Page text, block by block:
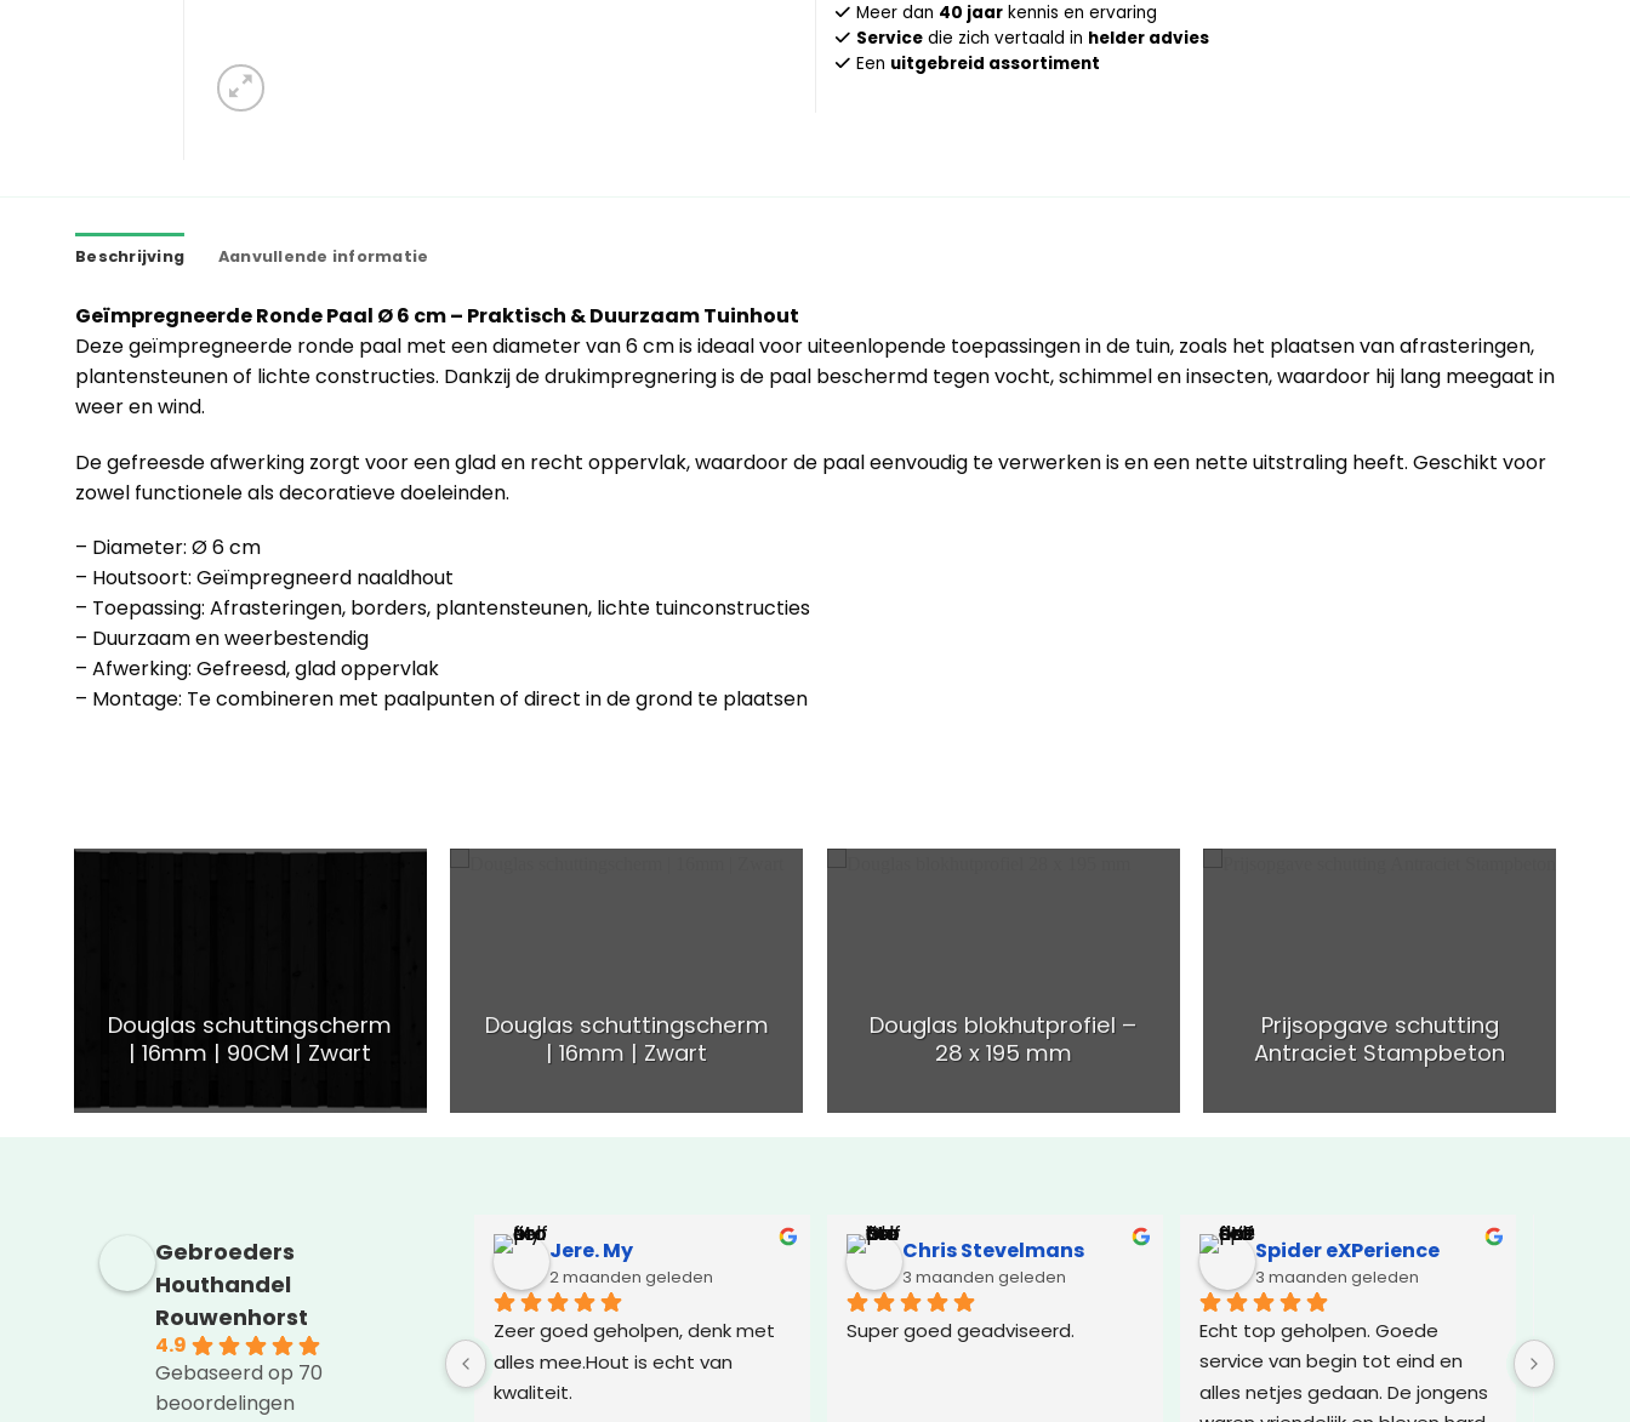
Meer dan 40 jaar kennis en ervaring
Service die zich vertaald in helder advies
Een uitgebreid assortiment
Beschrijving Aanvullende informatie
Geïmpregneerde Ronde Paal Ø 6 cm – Praktisch & Duurzaam Tuinhout
Deze geïmpregneerde ronde paal met een diameter van 6 cm is ideaal voor uiteenlopende toepassingen in de tuin, zoals het plaatsen van afrasteringen,
plantensteunen of lichte constructies. Dankzij de drukimpregnering is de paal beschermd tegen vocht, schimmel en insecten, waardoor hij lang meegaat in
weer en wind.
De gefreesde afwerking zorgt voor een glad en recht oppervlak, waardoor de paal eenvoudig te verwerken is en een nette uitstraling heeft. Geschikt voor
zowel functionele als decoratieve doeleinden.
– Diameter: Ø 6 cm
– Houtsoort: Geïmpregneerd naaldhout
– Toepassing: Afrasteringen, borders, plantensteunen, lichte tuinconstructies
– Duurzaam en weerbestendig
– Afwerking: Gefreesd, glad oppervlak
– Montage: Te combineren met paalpunten of direct in de grond te plaatsen
Douglas schuttingscherm
| 16mm | 90CM | Zwart
Douglas schuttingscherm
| 16mm | Zwart
Douglas blokhutprofiel –
28 x 195 mm
Prijsopgave schutting
Antraciet Stampbeton
Gebroeders
Houthandel
Rouwenhorst
4.9
Gebaseerd op 70
beoordelingen
Jordy Schaufeli
2 maanden geleden
Al jaren werken wij met veel
plezier samen met Houthandel
Gebr. Rouwenhorst. Inmiddels
Jere. My
2 maanden geleden
Zeer goed geholpen, denk met
alles mee.Hout is echt van
kwaliteit.
Chris Stevelmans
3 maanden geleden
Super goed geadviseerd.
Spider eXPerience
3 maanden geleden
Echt top geholpen. Goede
service van begin tot eind en
alles netjes gedaan. De jongens